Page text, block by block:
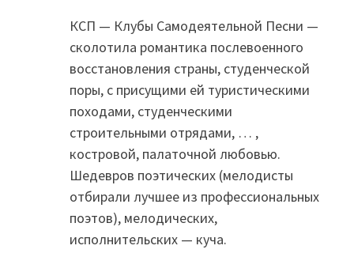
КСП — Клубы Самодеятельной Песни —
сколотила романтика послевоенного
восстановления страны, студенческой
поры, с присущими ей туристическими
походами, студенческими
строительными отрядами, … ,
костровой, палаточной любовью.
Шедевров поэтических (мелодисты
отбирали лучшее из профессиональных
поэтов), мелодических,
исполнительских — куча.